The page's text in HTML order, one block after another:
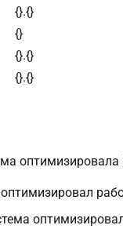
{}.{}
{}
{}.{}
{}.{}